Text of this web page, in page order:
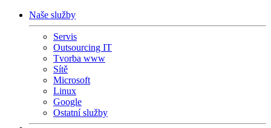
Naše služby
Servis
Outsourcing IT
Tvorba www
Sítě
Microsoft
Linux
Google
Ostatní služby